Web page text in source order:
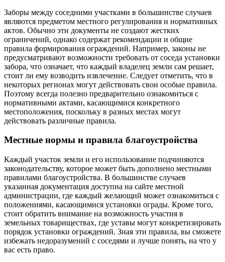
Заборы между соседними участками в большинстве случаев
являются предметом местного регулирования и нормативных
актов. Обычно эти документы не создают жестких
ограничений, однако содержат рекомендации и общие
правила формирования ограждений. Например, законы не
предусматривают возможности требовать от соседа установки
забора, что означает, что каждый владелец земли сам решает,
стоит ли ему возводить извлечение. Следует отметить, что в
некоторых регионах могут действовать свои особые правила.
Поэтому всегда полезно предварительно ознакомиться с
нормативными актами, касающимися конкретного
местоположения, поскольку в разных местах могут
действовать различные правила.
Местные нормы и правила благоустройства
Каждый участок земли и его использование подчиняются
законодательству, которое может быть дополнено местными
правилами благоустройства. В большинстве случаев
указанная документация доступна на сайте местной
администрации, где каждый желающий может ознакомиться с
положениями, касающимися установки ограды. Кроме того,
стоит обратить внимание на возможность участия в
земельных товариществах, где уставы могут конкретизировать
порядок установки ограждений. Зная эти правила, вы сможете
избежать недоразумений с соседями и лучше понять, на что у
вас есть право.